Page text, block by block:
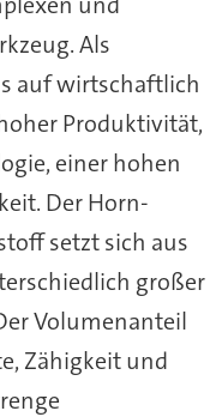
Als
auf wirtschaftlich
Produktivität,
einer hohen
Der Horn-
setzt sich aus
großer
Volumenanteil
Zähigkeit und